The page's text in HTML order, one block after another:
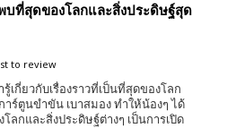
ที่สุดของโลกและสิ่งประดิษฐ์สุด
to review
กี่ยวกับเรื่องราวที่เป็นที่สุดของโลก
ร์ตูนขำขัน เบาสมอง ทำให้น้องๆ ได้
ลกและสิ่งประดิษฐ์ต่างๆ เป็นการเปิด